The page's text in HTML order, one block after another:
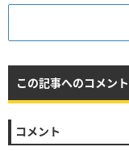
この記事へのコメント
コメント